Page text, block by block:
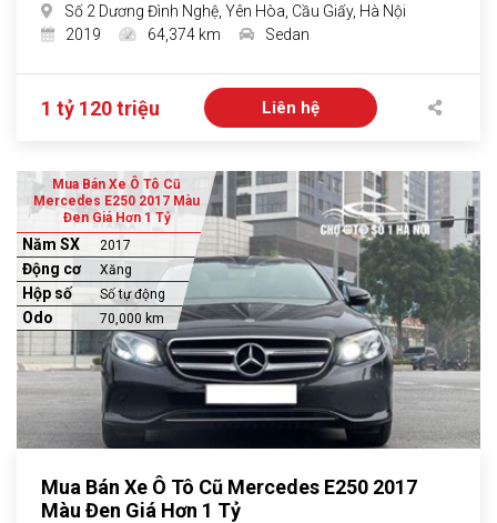
Số 2 Dương Đình Nghệ, Yên Hòa, Cầu Giấy, Hà Nội
2019
64,374 km Sedan
1 tỷ 120 triệu Liên hệ
Mua Bán Xe Ô Tô Cũ
Mercedes E250 2017 Màu
Đen Giá Hơn 1 Tỷ
Năm SX 2017
Động cơ Xăng
Hộp số Số tự động
Odo 70,000 km
Mua Bán Xe Ô Tô Cũ Mercedes E250 2017
Màu Đen Giá Hơn 1 Tỷ